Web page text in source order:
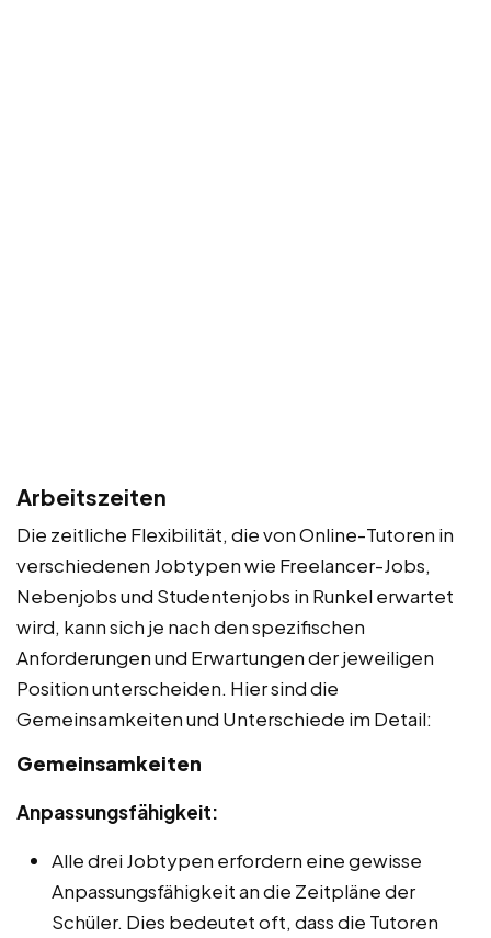
Arbeitszeiten
Die zeitliche Flexibilität, die von Online-Tutoren in
verschiedenen Jobtypen wie Freelancer-Jobs,
Nebenjobs und Studentenjobs in Runkel erwartet
wird, kann sich je nach den spezifischen
Anforderungen und Erwartungen der jeweiligen
Position unterscheiden. Hier sind die
Gemeinsamkeiten und Unterschiede im Detail:
Gemeinsamkeiten
Anpassungsfähigkeit:
Alle drei Jobtypen erfordern eine gewisse
Anpassungsfähigkeit an die Zeitpläne der
Schüler. Dies bedeutet oft, dass die Tutoren